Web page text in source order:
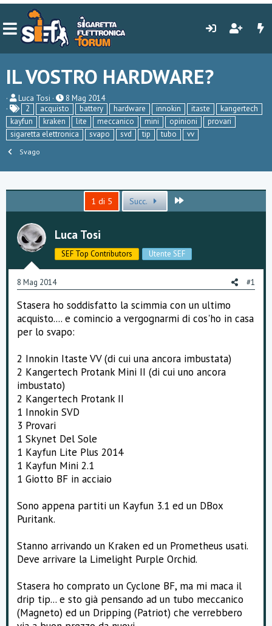
IL VOSTRO HARDWARE?
C
r
e
a
t
u
s
i
e
Luca Tosi
D
a
t
a
d
8 Mag 2014
2
acquisto battery hardware innokin itaste
kangertech
kayfun
kraken lite meccanico mini opinioni
provari
sigaretta elettronica
svapo svd tip tubo vv
Svago
1 di 5 Succ.
Luca Tosi
SEF Top Contributors Utente SEF
8 Mag 2014 #1
Stasera ho soddisfatto la scimmia con un ultimo
acquisto.... e comincio a vergognarmi di cos'ho in casa
per lo svapo:
2 Innokin Itaste VV (di cui una ancora imbustata)
2 Kangertech Protank Mini II (di cui uno ancora
imbustato)
2 Kangertech Protank II
1 Innokin SVD
3 Provari
1 Skynet Del Sole
1 Kayfun Lite Plus 2014
1 Kayfun Mini 2.1
1 Giotto BF in acciaio
Sono appena partiti un Kayfun 3.1 ed un DBox
Puritank.
Stanno arrivando un Kraken ed un Prometheus usati.
Deve arrivare la Limelight Purple Orchid.
Stasera ho comprato un Cyclone BF, ma mi maca il
drip tip... e sto già pensando ad un tubo meccanico
(Magneto) ed un Dripping (Patriot) che verrebbero